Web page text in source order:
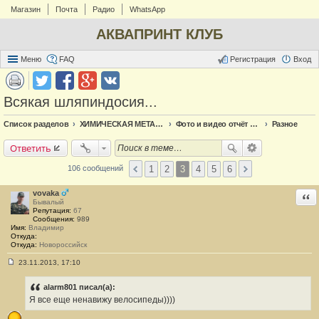
Магазин Почта Радио WhatsApp
АКВАПРИНТ КЛУБ
Меню FAQ Вход
Регистрация
Всякая шляпиндосия...
Список разделов ХИМИЧЕСКАЯ МЕТАЛЛИЗАЦИЯ Фото и видео отчёт по металлизации Разное
Ответить
106 сообщений 1 2 3 4 5 6
vovaka
Бывалый
Репутация: 67
Сообщения: 989
Имя: Владимир
Откуда:
Откуда: Новороссийск
е
23.11.2013, 17:10
alarm801 писал(а):
Я все еще ненавижу велосипеды))))